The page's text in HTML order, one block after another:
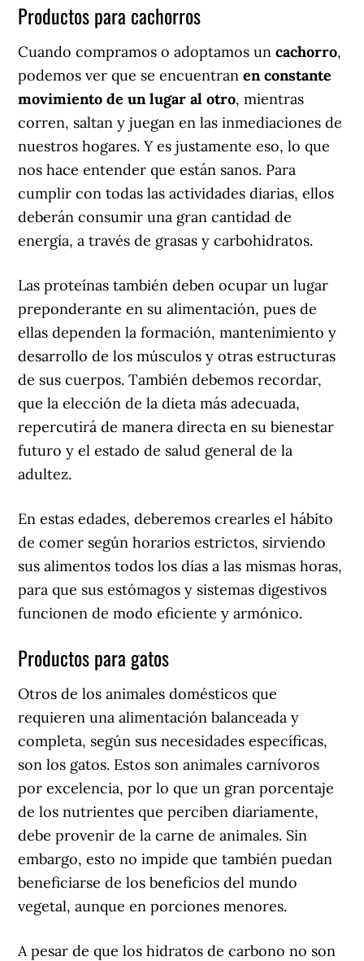
Productos para cachorros
Cuando compramos o adoptamos uncachorro,
podemos ver que se encuentranen constante
movimiento de un lugar al otro, mientras
corren, saltan y juegan en las inmediaciones de
nuestros hogares. Y es justamente eso, lo que
nos hace entender que están sanos. Para
cumplir con todas las actividades diarias, ellos
deberán consumir una gran cantidad de
energía, a través de grasas y carbohidratos.
Las proteínas también deben ocupar un lugar
preponderante en su alimentación, pues de
ellas dependen la formación, mantenimiento y
desarrollo de los músculos y otras estructuras
de sus cuerpos. También debemos recordar,
que la elección de la dieta más adecuada,
repercutirá de manera directa en su bienestar
futuro y el estado de salud general de la
adultez.
En estas edades, deberemos crearles el hábito
de comer según horarios estrictos, sirviendo
sus alimentos todos los días a las mismas horas,
para que sus estómagos y sistemas digestivos
funcionen de modo eficiente y armónico.
Productos para gatos
Otros de los animales domésticos que
requieren una alimentación balanceada y
completa, según sus necesidades específicas,
son los gatos. Estos son animales carnívoros
por excelencia, por lo que un gran porcentaje
de los nutrientes que perciben diariamente,
debe provenir de la carne de animales. Sin
embargo, esto no impide que también puedan
beneficiarse de los beneficios del mundo
vegetal, aunque en porciones menores.
A pesar de que los hidratos de carbono no son